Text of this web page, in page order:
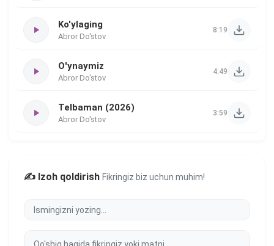
Ko'ylaging
Abror Do'stov
8:19
O'ynaymiz
Abror Do'stov
4:49
Telbaman (2026)
Abror Do'stov
3:59
✍️ Izoh qoldirish Fikringiz biz uchun muhim!